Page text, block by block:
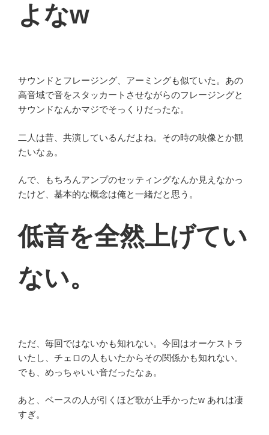
よなw
サウンドとフレージング、アーミングも似ていた。あの
高音域で音をスタッカートさせながらのフレージングと
サウンドなんかマジでそっくりだったな。
二人は昔、共演しているんだよね。その時の映像とか観
たいなぁ。
んで、もちろんアンプのセッティングなんか見えなかっ
たけど、基本的な概念は俺と一緒だと思う。
低音を全然上げてい
ない。
ただ、毎回ではないかも知れない。今回はオーケストラ
いたし、チェロの人もいたからその関係かも知れない。
でも、めっちゃいい音だったなぁ。
あと、ベースの人が引くほど歌が上手かったw あれは凄
すぎ。